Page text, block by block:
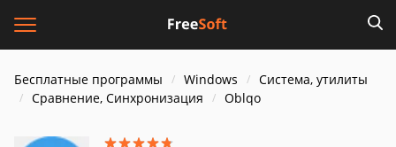
Бесплатные программы Windows
Система, утилиты
Сравнение, Синхронизация
Oblqo